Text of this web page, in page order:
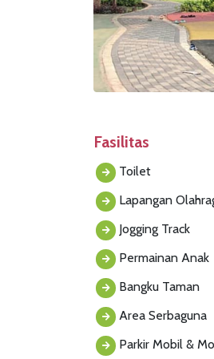
Fasilitas
Toilet
Lapangan
Jogging Track
Permainan Anak
Bangku Taman
Area Serbaguna
Parkir Mobil &